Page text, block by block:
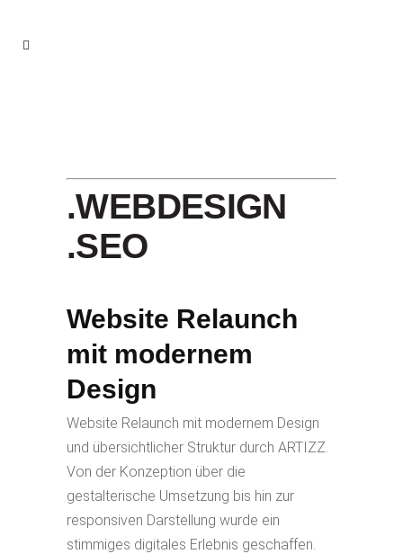
.WEBDESIGN
.SEO
Website Relaunch
mit modernem
Design
Website Relaunch mit modernem Design
und übersichtlicher Struktur durch ARTIZZ.
Von der Konzeption über die
gestalterische Umsetzung bis hin zur
responsiven Darstellung wurde ein
stimmiges digitales Erlebnis geschaffen.